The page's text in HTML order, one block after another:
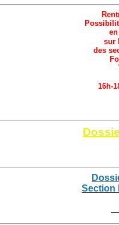
en
sur
des
16h-
Section